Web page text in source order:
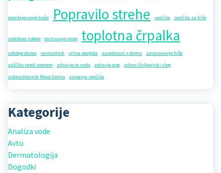
pomlajevanje kože Popravilo strehe senčila senčila za hišo
sodobna rolete testiranje vode toplotna črpalka
udobje doma varnostnik vrtna pergola zasebnost v domu
zavarovanje hiše
zaščita pred soncem
zdravje in voda zdravje nog
zdrav življenjski slog
zobozdravnik Nova Gorica
zunanja senčila
Kategorije
Analiza vode
Avto
Dermatologija
Dogodki